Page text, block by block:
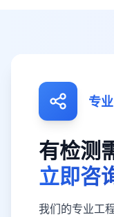
专
有检测
立即咨
我们的专业工